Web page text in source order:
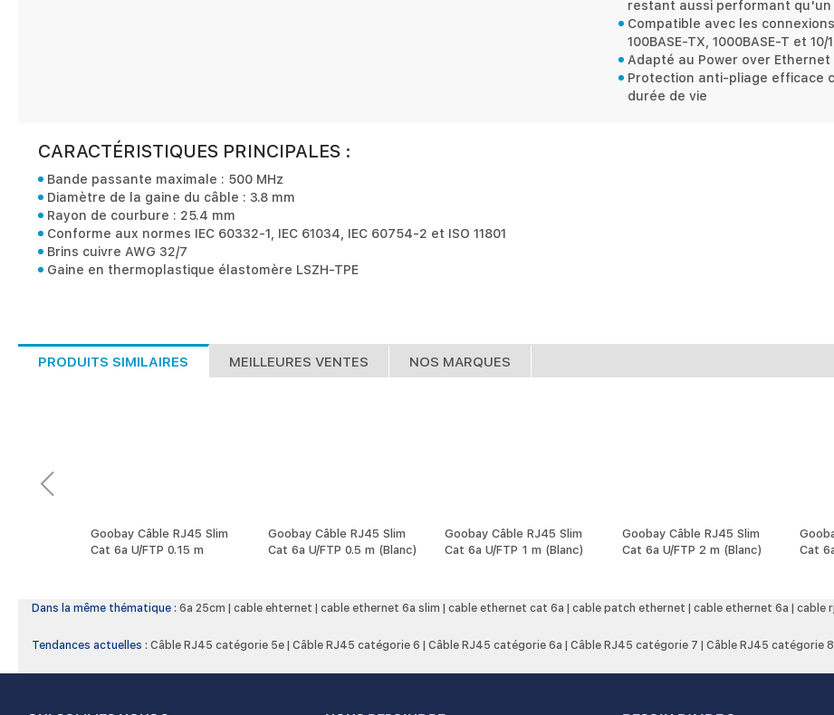
restant aussi performant qu'un
Compatible avec les
100BASE-TX, 1000BASE-T et
Adapté au Power over Ethernet
Protection anti-pliage efficace
durée de vie
CARACTÉRISTIQUES PRINCIPALES :
Bande passante maximale : 500 MHz
Diamètre de la gaine du câble : 3.8 mm
Rayon de courbure : 25.4 mm
Conforme aux normes IEC 60332-1, IEC 61034, IEC 60754-2 et ISO 11801
Brins cuivre AWG 32/7
Gaine en thermoplastique élastomère LSZH-TPE
PRODUITS SIMILAIRES MEILLEURES VENTES NOS MARQUES
Goobay Câble RJ45 Slim
Cat 6a U/FTP 0.15 m
Goobay Câble RJ45 Slim
Cat 6a U/FTP 0.5 m (Blanc)
Goobay Câble RJ45 Slim
Cat 6a U/FTP 1 m (Blanc)
Goobay Câble RJ45 Slim
Cat 6a U/FTP 2 m (Blanc)
Cat
Dans la même thématique : 6a 25cm cable ehternet cable ethernet 6a slim cable ethernet cat 6a cable patch ethernet cable ethernet 6a cable
Tendances actuelles : Câble RJ45 catégorie 5e Câble RJ45 catégorie 6 Câble RJ45 catégorie 6a Câble RJ45 catégorie 7 Câble RJ45 catégorie